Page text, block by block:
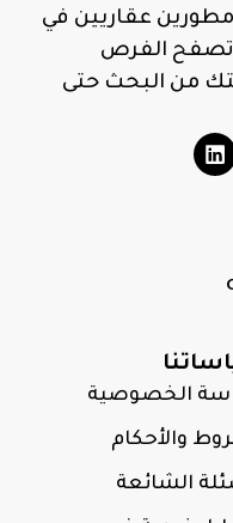
عقاريين في
تصفح الفرص
من البحث حتى
الخصوصية
والأحكام
الشائعة